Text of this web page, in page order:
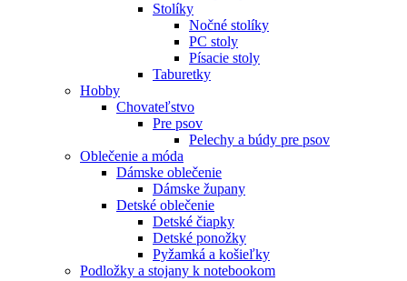
Stolíky
Nočné stolíky
PC stoly
Písacie stoly
Taburetky
Hobby
Chovateľstvo
Pre psov
Pelechy a búdy pre psov
Oblečenie a móda
Dámske oblečenie
Dámske župany
Detské oblečenie
Detské čiapky
Detské ponožky
Pyžamká a košieľky
Podložky a stojany k notebookom